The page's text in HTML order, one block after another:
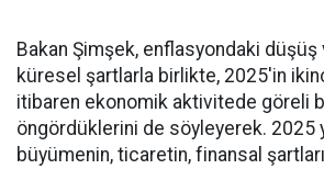
Bakan Şimşek, enflasyondaki
küresel şartlarla birlikte, 2025'in
itibaren ekonomik aktivitede göreli
öngördüklerini de söyleyerek. 2025
büyümenin, ticaretin, finansal